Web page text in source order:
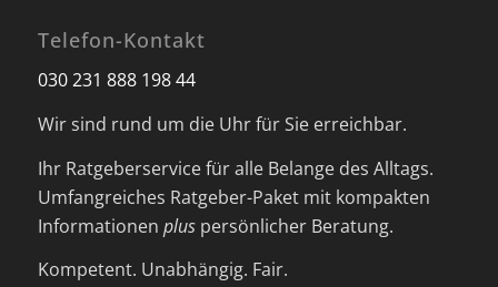
Telefon-Kontakt
030 231 888 198 44
Wir sind rund um die Uhr für Sie erreichbar.
Ihr Ratgeberservice für alle Belange des Alltags.
Umfangreiches Ratgeber-Paket mit kompakten
Informationen pluspersönlicher Beratung.
Kompetent. Unabhängig. Fair.